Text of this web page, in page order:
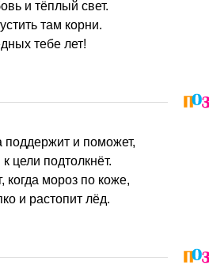
и тёплый свет.
там корни.
тебе лет!
поддержит и поможет,
цели подтолкнёт.
когда мороз по коже,
и растопит лёд.